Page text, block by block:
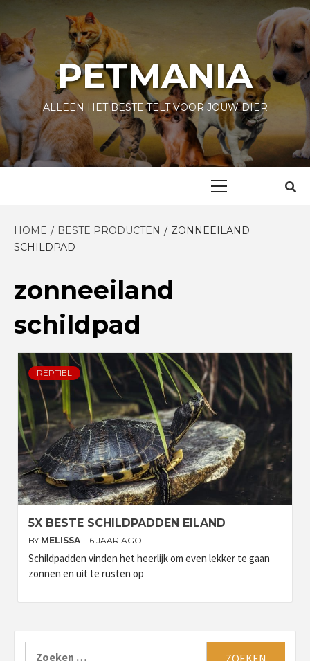
content
PETMANIA
ALLEEN HET BESTE TELT VOOR JOUW DIER
HOME BESTE PRODUCTEN
ZONNEEILAND
SCHILDPAD
zonneeiland
schildpad
REPTIEL
5X BESTE SCHILDPADDEN EILAND
BY MELISSA 6 JAAR AGO
Schildpadden vinden het heerlijk om even lekker te gaan
zonnen en uit te rusten op